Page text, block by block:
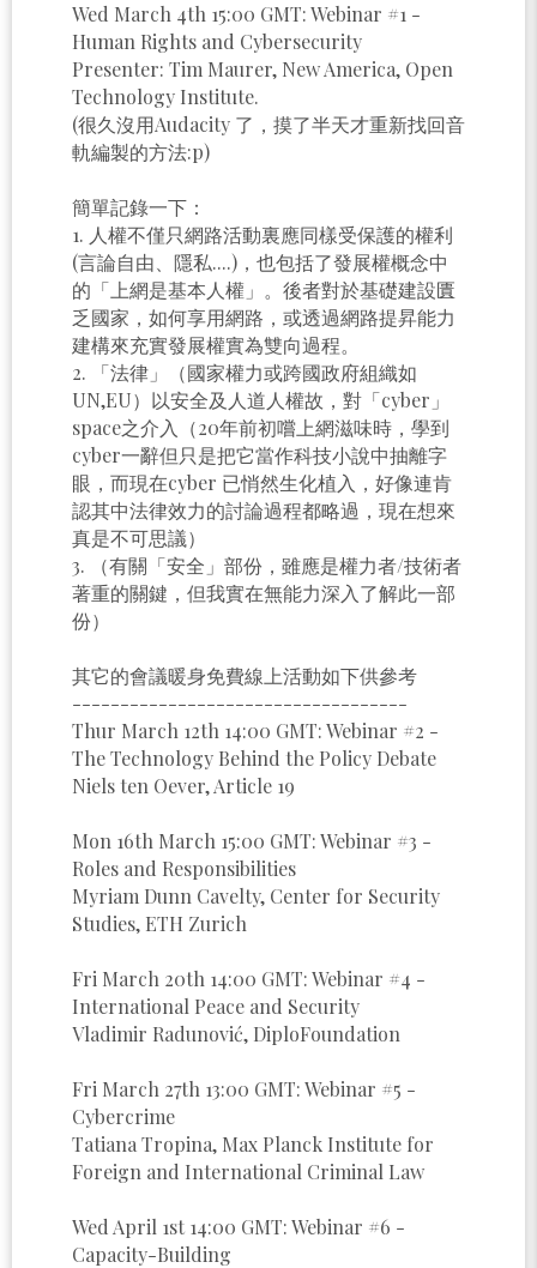
Wed March 4th 15:00 GMT: Webinar #1 -
Human Rights and Cybersecurity
Presenter: Tim Maurer, New America, Open
Technology Institute.
(很久沒用Audacity 了，摸了半天才重新找回音
軌編製的方法:p)
簡單記錄一下：
1. 人權不僅只網路活動裏應同樣受保護的權利
(言論自由、隱私....)，也包括了發展權概念中
的「上網是基本人權」。後者對於基礎建設匱
乏國家，如何享用網路，或透過網路提昇能力
建構來充實發展權實為雙向過程。
2. 「法律」（國家權力或跨國政府組織如
UN,EU）以安全及人道人權故，對「cyber」
space之介入（20年前初嚐上網滋味時，學到
cyber一辭但只是把它當作科技小說中抽離字
眼，而現在cyber 已悄然生化植入，好像連肯
認其中法律效力的討論過程都略過，現在想來
真是不可思議）
3. （有關「安全」部份，雖應是權力者/技術者
著重的關鍵，但我實在無能力深入了解此一部
份）
其它的會議暖身免費線上活動如下供參考
-----------------------------------
Thur March 12th 14:00 GMT: Webinar #2 -
The Technology Behind the Policy Debate
Niels ten Oever, Article 19
Mon 16th March 15:00 GMT: Webinar #3 -
Roles and Responsibilities
Myriam Dunn Cavelty, Center for Security
Studies, ETH Zurich
Fri March 20th 14:00 GMT: Webinar #4 -
International Peace and Security
Vladimir Radunović, DiploFoundation
Fri March 27th 13:00 GMT: Webinar #5 -
Cybercrime
Tatiana Tropina, Max Planck Institute for
Foreign and International Criminal Law
Wed April 1st 14:00 GMT: Webinar #6 -
Capacity-Building